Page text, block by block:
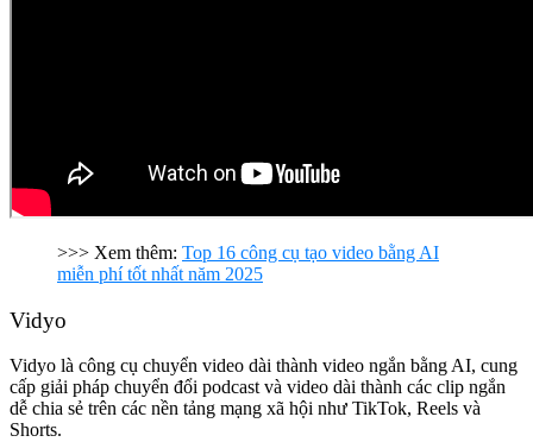
>>> Xem thêm: Top 16 công cụ tạo video bằng AI
miễn phí tốt nhất năm 2025
Vidyo
Vidyo là công cụ chuyển video dài thành video ngắn bằng AI, cung
cấp giải pháp chuyển đổi podcast và video dài thành các clip ngắn
dễ chia sẻ trên các nền tảng mạng xã hội như TikTok, Reels và
Shorts.